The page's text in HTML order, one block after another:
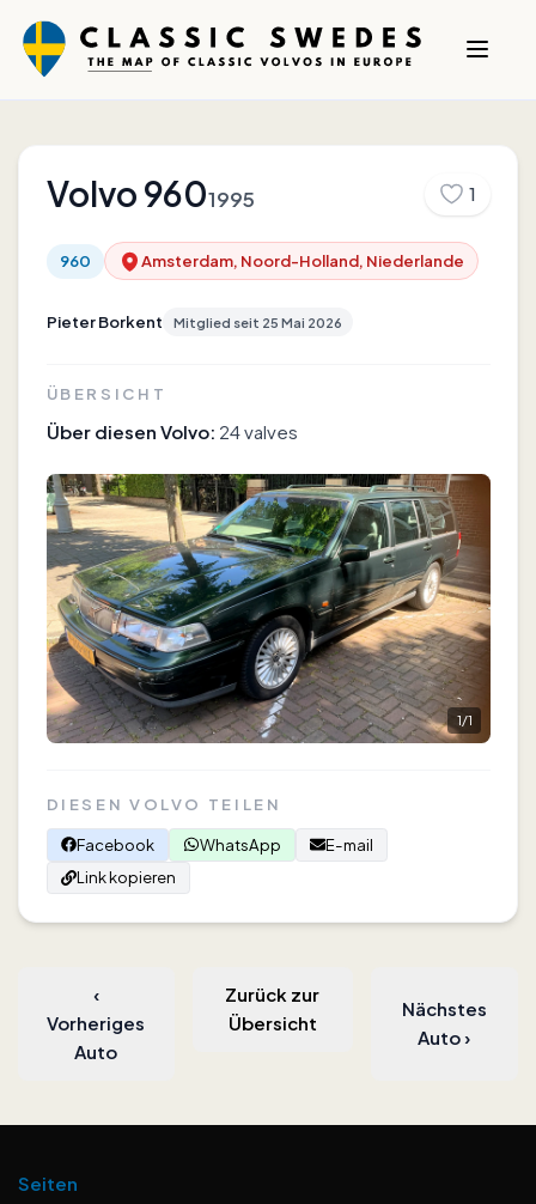
Volvo 9601995 1
960 Amsterdam, Noord-Holland, Niederlande
Pieter Borkent Mitglied seit 25 Mai 2026
ÜBERSICHT
Über diesen Volvo: 24 valves
1/1
DIESEN VOLVO TEILEN
Facebook
WhatsApp
E-mail
Link kopieren
‹
Vorheriges
Auto
Zurück zur
Übersicht
Nächstes
Auto›
Seiten